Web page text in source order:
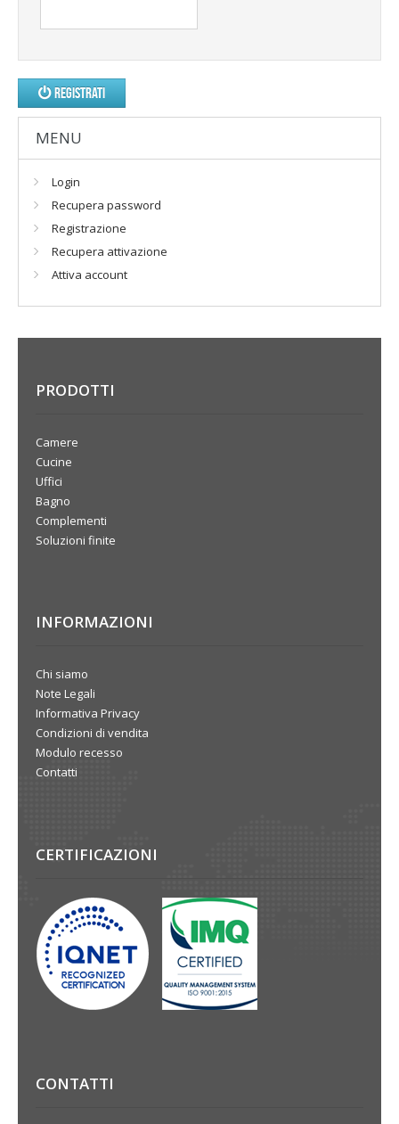
REGISTRATI
MENU
Login
Recupera password
Registrazione
Recupera attivazione
Attiva account
PRODOTTI
Camere
Cucine
Uffici
Bagno
Complementi
Soluzioni finite
INFORMAZIONI
Chi siamo
Note Legali
Informativa Privacy
Condizioni di vendita
Modulo recesso
Contatti
CERTIFICAZIONI
CONTATTI